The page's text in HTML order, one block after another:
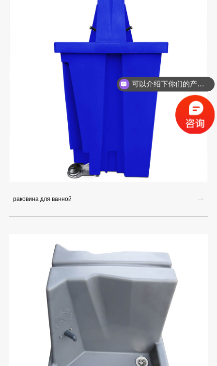
раковина для ванной
可以介绍下你们的产品么？